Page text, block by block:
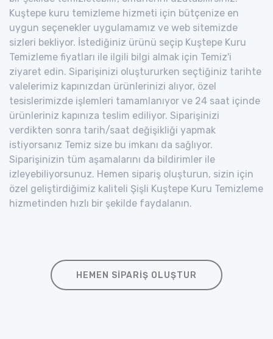
Kuştepe kuru temizleme hizmeti için bütçenize en
uygun seçenekler uygulamamız ve web sitemizde
sizleri bekliyor. İstediğiniz ürünü seçip Kuştepe Kuru
Temizleme fiyatları ile ilgili bilgi almak için Temiz'i
ziyaret edin. Siparişinizi oluştururken seçtiğiniz tarihte
valelerimiz kapınızdan ürünlerinizi alıyor, özel
tesislerimizde işlemleri tamamlanıyor ve 24 saat içinde
ürünleriniz kapınıza teslim ediliyor. Siparişinizi
verdikten sonra tarih/saat değişikliği yapmak
istiyorsanız Temiz size bu imkanı da sağlıyor.
Siparişinizin tüm aşamalarını da bildirimler ile
izleyebiliyorsunuz. Hemen sipariş oluşturun, sizin için
özel geliştirdiğimiz kaliteli Şişli Kuştepe Kuru Temizleme
hizmetinden hızlı bir şekilde faydalanın.
HEMEN SIPARIŞ OLUŞTUR